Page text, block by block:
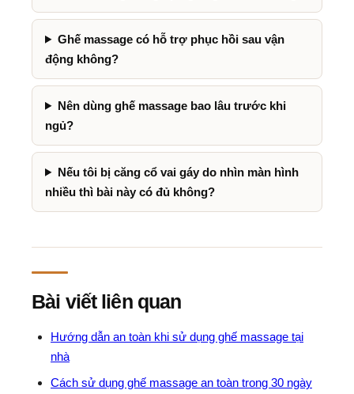
Ghế massage có hỗ trợ phục hồi sau vận
động không?
Nên dùng ghế massage bao lâu trước khi
ngủ?
Nếu tôi bị căng cổ vai gáy do nhìn màn hình
nhiều thì bài này có đủ không?
Bài viết liên quan
Hướng dẫn an toàn khi sử dụng ghế massage tại
nhà
Cách sử dụng ghế massage an toàn trong 30 ngày